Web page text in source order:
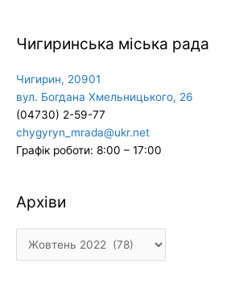
Чигиринська міська рада
Чигирин, 20901
вул. Богдана Хмельницького, 26
(04730) 2-59-77
chygyryn_mrada@ukr.net
Графік роботи: 8:00 – 17:00
Архіви
Архіви